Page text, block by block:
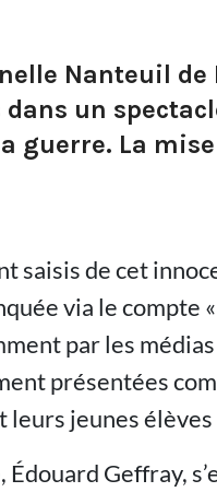
Nanteuil
un
guerre. La
saisis de cet
via le compte «
par les
présentées
jeunes élèves
Geffray,